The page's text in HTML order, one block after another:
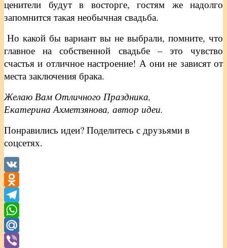
ценители будут в восторге, гостям же надолго
запомнится такая необычная свадьба.
Но какой бы вариант вы не выбрали, помните, что
главное на собственной свадьбе – это чувство
счастья и отличное настроение! А они не зависят от
места заключения брака.
Желаю Вам Отличного Праздника,
Екатерина Ахметзянова, автор идеи.
Понравились идеи? Поделитесь с друзьями в
соцсетях.
VK
Odnoklassniki
Telegram
WhatsApp
Mail.Ru